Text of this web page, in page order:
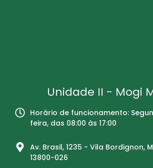
Unidade II - Mogi
Horário de funcionamento:
feira, das 08:00 às 17:00
Av. Brasil, 1235 - Vila Bordignon,
13800-026